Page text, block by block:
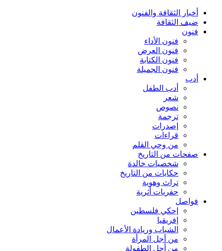
أخبار الثقافة والفنون
ضيف الثقافة
فنون
فنون الأداء
فنون العرض
فنون الكتابة
فنون الجميلة
أدب
أدب الطفل
شعر
نصوص
ترجمة
إصدرات
قراءات
من وحي القلم
صفحات من التاريخ
شخصيات خالدة
حكايات من التاريخ
تراث وهوية
حفريات أثرية
فواصل
إحكي فلسطين
إفريقيا
الشباب وريادة الأعمال
من أجل المرأة
من أجل الطفولة